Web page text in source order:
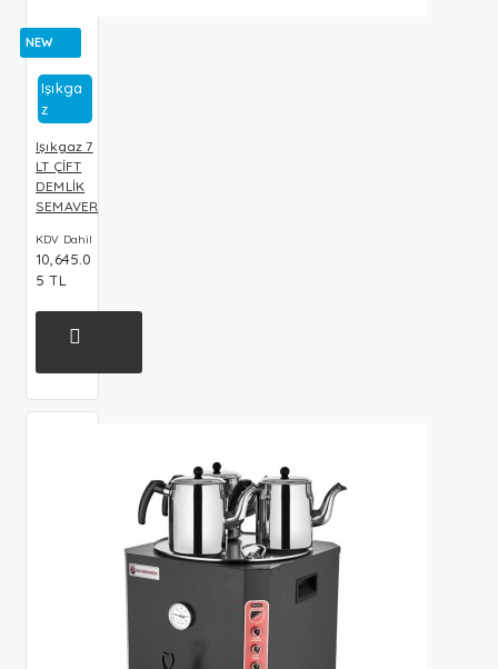
NEW
Işıkga
Z
Işıkgaz 7
LT ÇİFT
DEMLİK
SEMAVER
KDV Dahil
10,645.0
5 TL